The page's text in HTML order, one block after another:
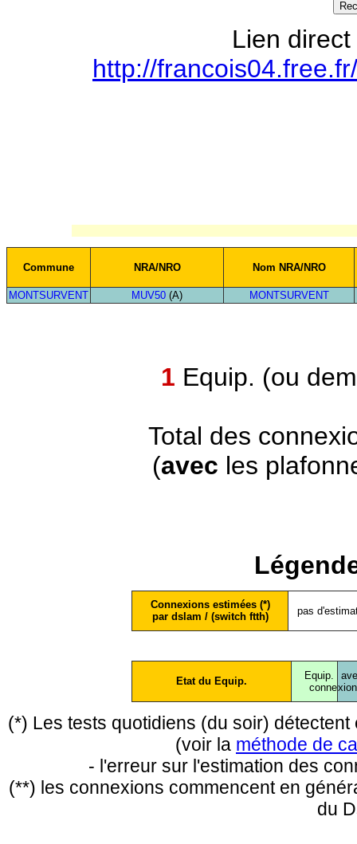
Lien
http://
Commune NRA/NRO Nom NRA/NRO
MONTSURVENT MUV50 (A) MONTSURVENT
1 Equip. (ou
Total des
(avec les
Connexions estimées (*)
par dslam / (switch ftth)
pas
Etat du Equip.
Equip.
conne
(*) Les tests quotidiens (du soir)
(voir la méthode de
- l'erreur sur l'estimation des
(**) les connexions commencent en
du